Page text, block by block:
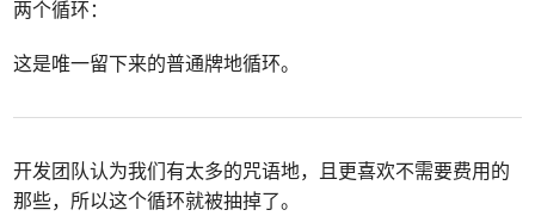
两个循环：
这是唯一留下来的普通牌地循环。
开发团队认为我们有太多的咒语地，且更喜欢不需要费用的
那些，所以这个循环就被抽掉了。